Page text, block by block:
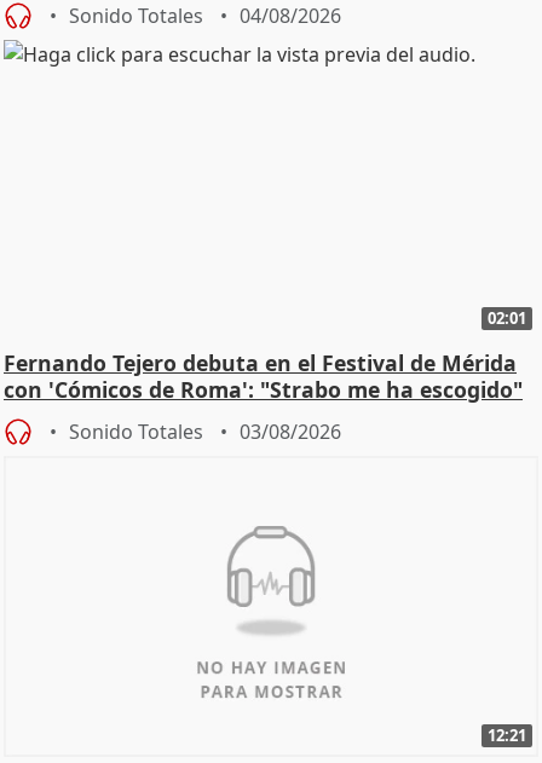
Sonido Totales 04/08/2026
02:01
Fernando Tejero debuta en el Festival de Mérida
con 'Cómicos de Roma': "Strabo me ha escogido"
Sonido Totales 03/08/2026
12:21